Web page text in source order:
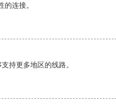
连接。
持更多地区的线路。